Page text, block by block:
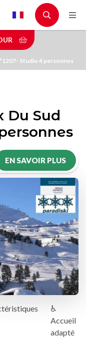
Studio 4 personnes
Du Sud
EN SAVOIR PLUS
♿
Accueil
adapté